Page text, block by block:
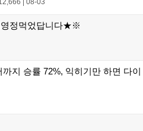
08-03
정먹었답니다★※
지 승률 72%, 익히기만 하면 다이